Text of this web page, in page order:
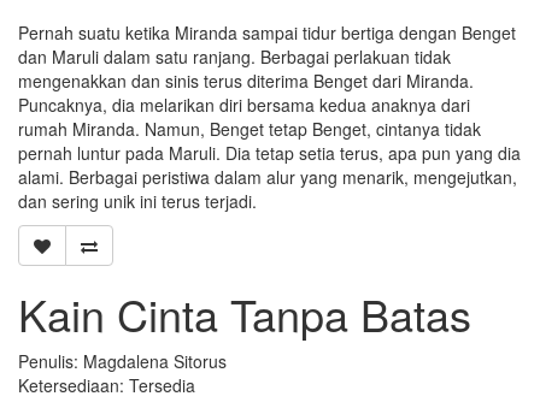
Pernah suatu ketika Miranda sampai tidur bertiga dengan Benget
dan Maruli dalam satu ranjang. Berbagai perlakuan tidak
mengenakkan dan sinis terus diterima Benget dari Miranda.
Puncaknya, dia melarikan diri bersama kedua anaknya dari
rumah Miranda. Namun, Benget tetap Benget, cintanya tidak
pernah luntur pada Maruli. Dia tetap setia terus, apa pun yang dia
alami. Berbagai peristiwa dalam alur yang menarik, mengejutkan,
dan sering unik ini terus terjadi.
Kain Cinta Tanpa Batas
Penulis: Magdalena Sitorus
Ketersediaan: Tersedia